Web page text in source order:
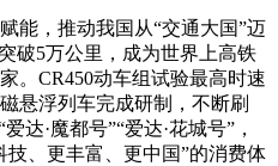
，推动我国从“交通大国”迈
破5万公里，成为世界上高铁
。CR450动车组试验最高时速
悬浮列车完成研制，不断刷
达·魔都号”“爱达·花城号”，
、更丰富、更中国”的消费体